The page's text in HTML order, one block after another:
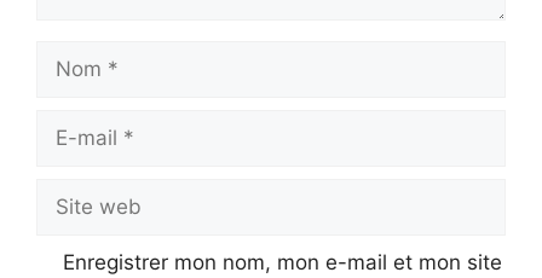
mail
web
Enregistrer mon nom, mon e-mail et mon site